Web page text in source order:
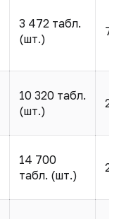
3 472 табл.
(шт.)
7
10 320 табл.
(шт.)
2
14 700
табл. (шт.)
2